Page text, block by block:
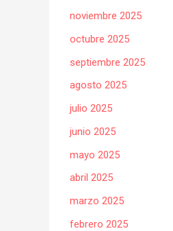
noviembre 2025
octubre 2025
septiembre 2025
agosto 2025
julio 2025
junio 2025
mayo 2025
abril 2025
marzo 2025
febrero 2025